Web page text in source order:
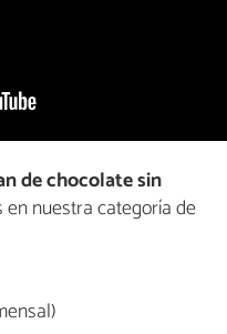
de chocolate sin
nuestra categoría de